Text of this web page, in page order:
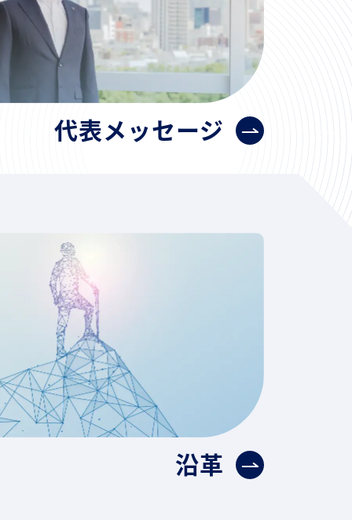
代表メッセージ
沿革